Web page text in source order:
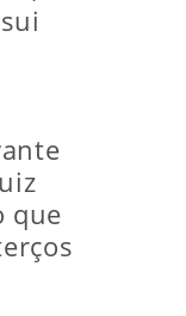
que